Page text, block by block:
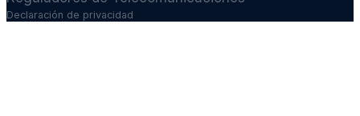
Declaración de privacidad